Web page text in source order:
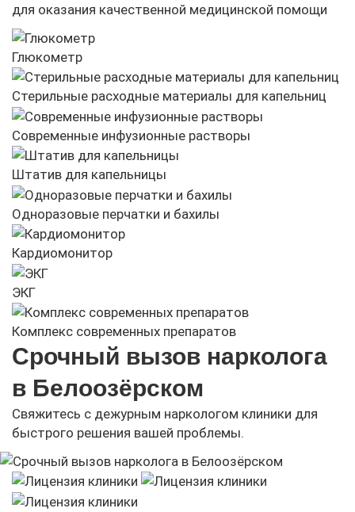
для оказания качественной медицинской помощи
Глюкометр
Стерильные расходные материалы для капельниц
Современные инфузионные растворы
Штатив для капельницы
Одноразовые перчатки и бахилы
Кардиомонитор
ЭКГ
Комплекс современных препаратов
Срочный вызов нарколога
в Белоозёрском
Свяжитесь с дежурным наркологом клиники для
быстрого решения вашей проблемы.